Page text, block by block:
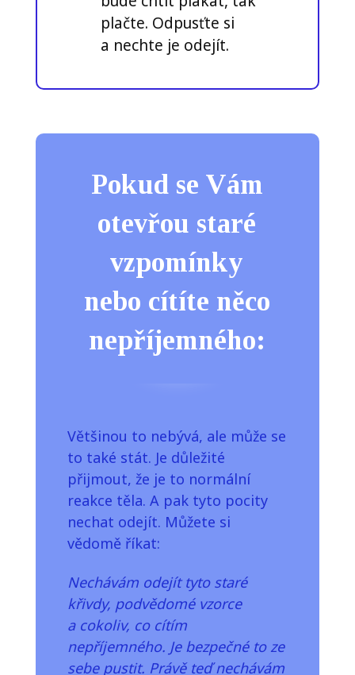
plačte. Odpusťte si
a nechte je odejít.
Pokud se Vám
otevřou staré
vzpomínky
nebo cítíte něco
nepříjemného:
Většinou to nebývá, ale může se
to také stát. Je důležité
přijmout, že je to normální
reakce těla. A pak tyto pocity
nechat odejít. Můžete si
vědomě říkat:
Nechávám odejít tyto staré
křivdy, podvědomé vzorce
a cokoliv, co cítím
nepříjemného. Je bezpečné to ze
sebe pustit. Právě teď nechávám